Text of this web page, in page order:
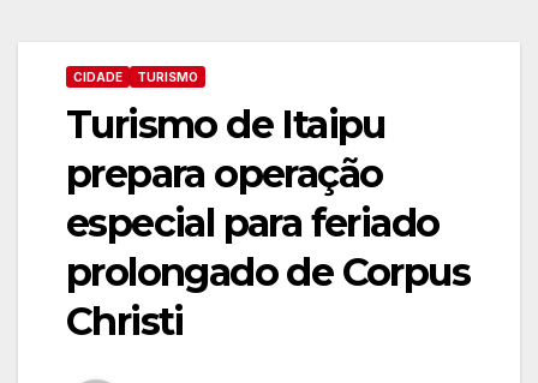
CIDADE TURISMO
Turismo de Itaipu
prepara operação
especial para feriado
prolongado de Corpus
Christi